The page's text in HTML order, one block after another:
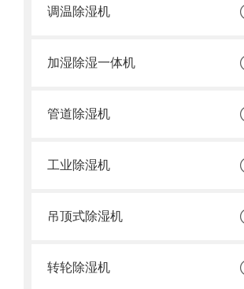
调温除湿机
加湿除湿一体机
管道除湿机
工业除湿机
吊顶式除湿机
转轮除湿机